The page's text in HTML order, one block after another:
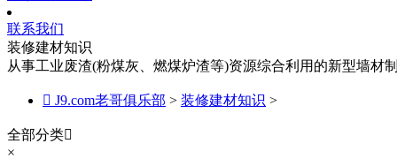
联系我们
装修建材知识
从事工业废渣(粉煤灰、燃煤炉渣等)资源综合利用的新型墙材
 J9.com老哥俱乐部 > 装修建材知识 >
全部分类
×